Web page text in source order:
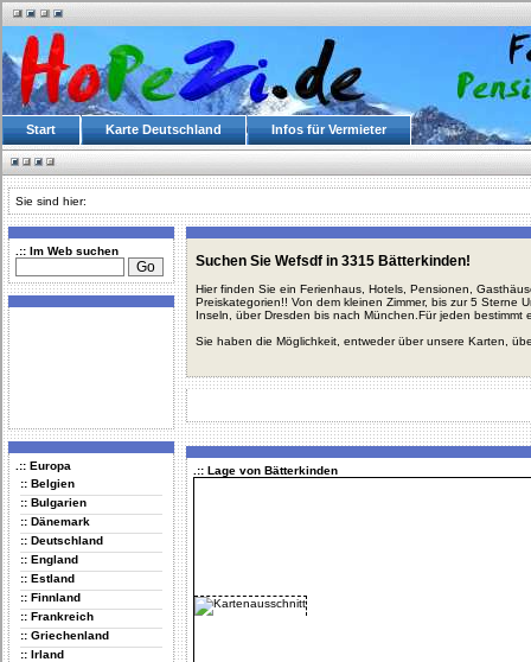
Start Karte Deutschland Infos für Vermieter
Sie sind hier:
.:: Im Web suchen
.:: Europa
:: Belgien
:: Bulgarien
:: Dänemark
:: Deutschland
:: England
:: Estland
:: Finnland
:: Frankreich
:: Griechenland
:: Irland
Suchen Sie Wefsdf in 3315 Bätterkinden!
Hier finden Sie ein Ferienhaus, Hotels, Pensionen,
Preiskategorien!! Von dem kleinen Zimmer, bis zur 5 Sterne
Inseln, über Dresden bis nach München.Für jeden bestimmt
Sie haben die Möglichkeit, entweder über unsere Karten,
.:: Lage von Bätterkinden